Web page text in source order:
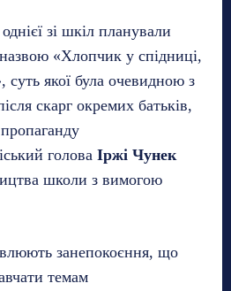
зі шкіл планували
«Хлопчик у спідниці,
суть якої була очевидною з
скарг окремих батьків,
пропаганду
голова Іржі Чунек
школи з вимогою
занепокоєння, що
темам